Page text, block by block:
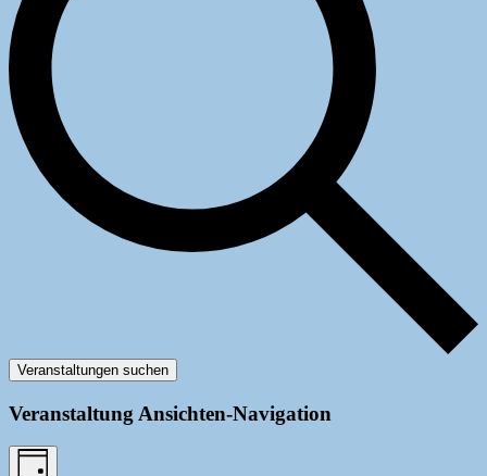
Veranstaltungen suchen
Veranstaltung Ansichten-Navigation